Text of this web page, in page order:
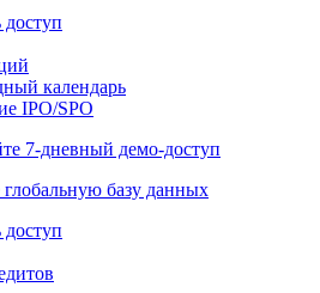
7-дневный
базу данных
календарь
IPO/SPO
7-дневный
базу данных